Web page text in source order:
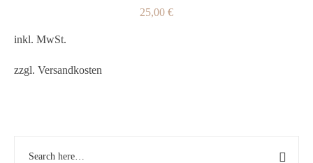
25,00 €
inkl. MwSt.
zzgl. Versandkosten